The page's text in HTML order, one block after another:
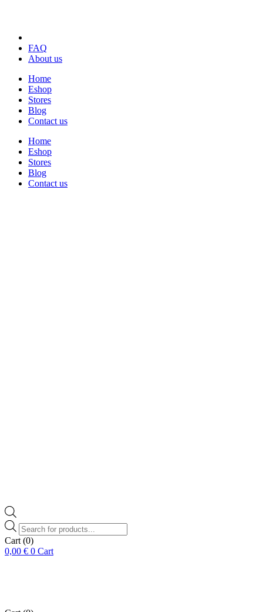
FAQ
About us
Home
Eshop
Stores
Blog
Contact us
Home
Eshop
Stores
Blog
Contact us
Products
search
Cart (0)
0,00 € 0 Cart